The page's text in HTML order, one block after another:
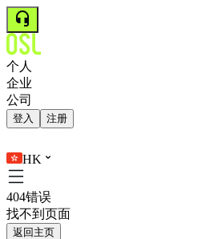
个人
企业
公司
登入 注册
HK
404错误
找不到页面
返回主页